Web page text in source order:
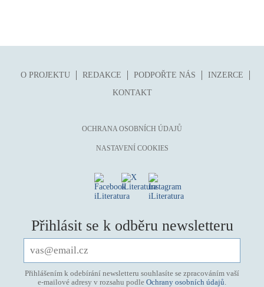
O PROJEKTU REDAKCE PODPOŘTE NÁS
INZERCE
KONTAKT
OCHRANA OSOBNÍCH ÚDAJŮ
NASTAVENÍ COOKIES
Přihlásit se k odběru newsletteru
Přihlášením k odebírání newsletteru souhlasíte se zpracováním vaší
e-mailové adresy v rozsahu podle Ochrany osobních údajů